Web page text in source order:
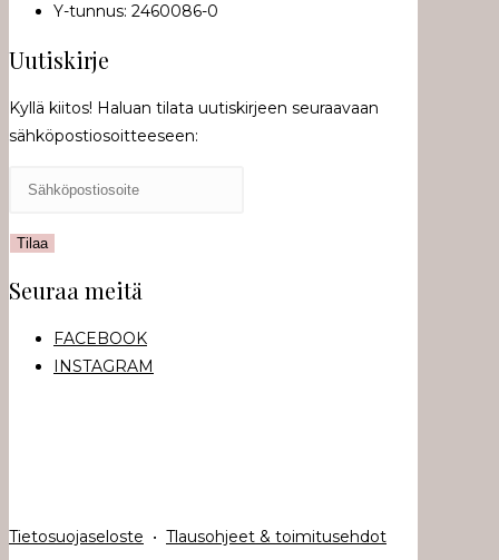
Y-tunnus: 2460086-0
Uutiskirje
Kyllä kiitos! Haluan tilata uutiskirjeen seuraavaan
sähköpostiosoitteeseen:
Seuraa meitä
FACEBOOK
INSTAGRAM
Tietosuojaseloste • Tlausohjeet & toimitusehdot